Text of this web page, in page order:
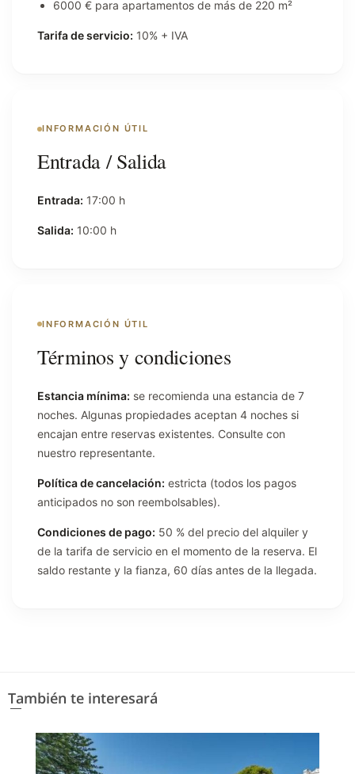
6000 € para apartamentos de más de 220 m²
Tarifa de servicio: 10% + IVA
INFORMACIÓN ÚTIL
Entrada / Salida
Entrada: 17:00 h
Salida: 10:00 h
INFORMACIÓN ÚTIL
Términos y condiciones
Estancia mínima: se recomienda una estancia de 7
noches. Algunas propiedades aceptan 4 noches si
encajan entre reservas existentes. Consulte con
nuestro representante.
Política de cancelación: estricta (todos los pagos
anticipados no son reembolsables).
Condiciones de pago: 50 % del precio del alquiler y
de la tarifa de servicio en el momento de la reserva. El
saldo restante y la fianza, 60 días antes de la llegada.
También te interesará